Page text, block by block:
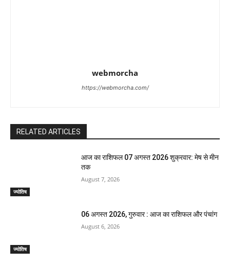
webmorcha
https://webmorcha.com/
RELATED ARTICLES
ज्योतिष
आज का राशिफल 07 अगस्त 2026 शुक्रवार: मेष से मीन
तक
August 7, 2026
ज्योतिष
06 अगस्त 2026, गुरुवार : आज का राशिफल और पंचांग
August 6, 2026